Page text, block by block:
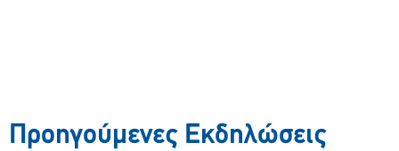
Προηγούμενες Εκδηλώσεις